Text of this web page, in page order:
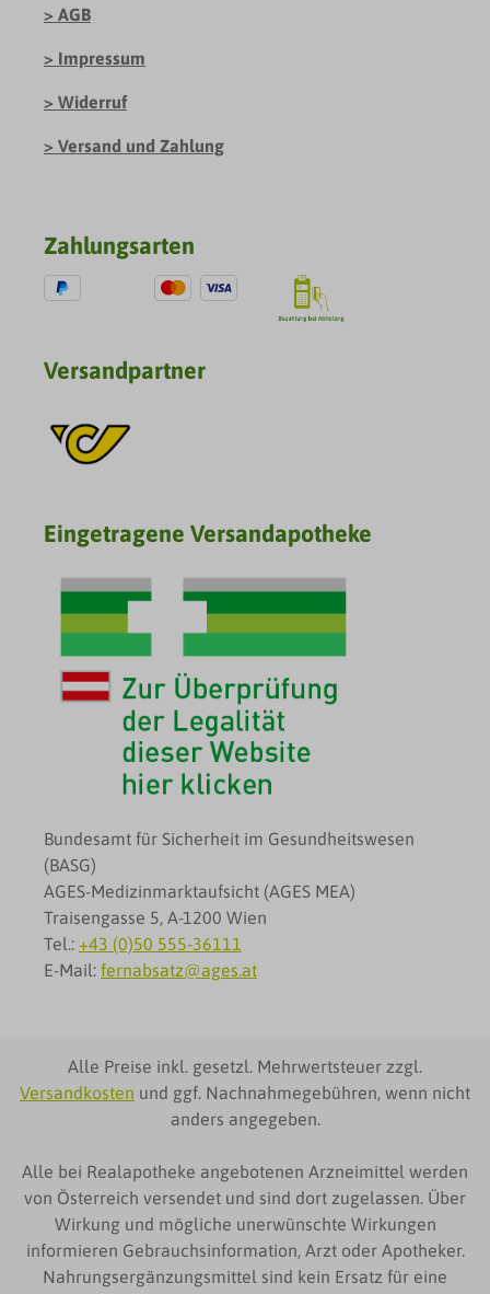
AGB
Impressum
Widerruf
Versand und Zahlung
Zahlungsarten
Versandpartner
Eingetragene Versandapotheke
Bundesamt für Sicherheit im Gesundheitswesen
(BASG)
AGES-Medizinmarktaufsicht (AGES MEA)
Traisengasse 5, A-1200 Wien
Tel.: +43 (0)50 555-36111
E-Mail: fernabsatz@ages.at
Alle Preise inkl. gesetzl. Mehrwertsteuer zzgl.
Versandkosten und ggf. Nachnahmegebühren, wenn nicht
anders angegeben.
Alle bei Realapotheke angebotenen Arzneimittel werden
von Österreich versendet und sind dort zugelassen. Über
Wirkung und mögliche unerwünschte Wirkungen
informieren Gebrauchsinformation, Arzt oder Apotheker.
Nahrungsergänzungsmittel sind kein Ersatz für eine